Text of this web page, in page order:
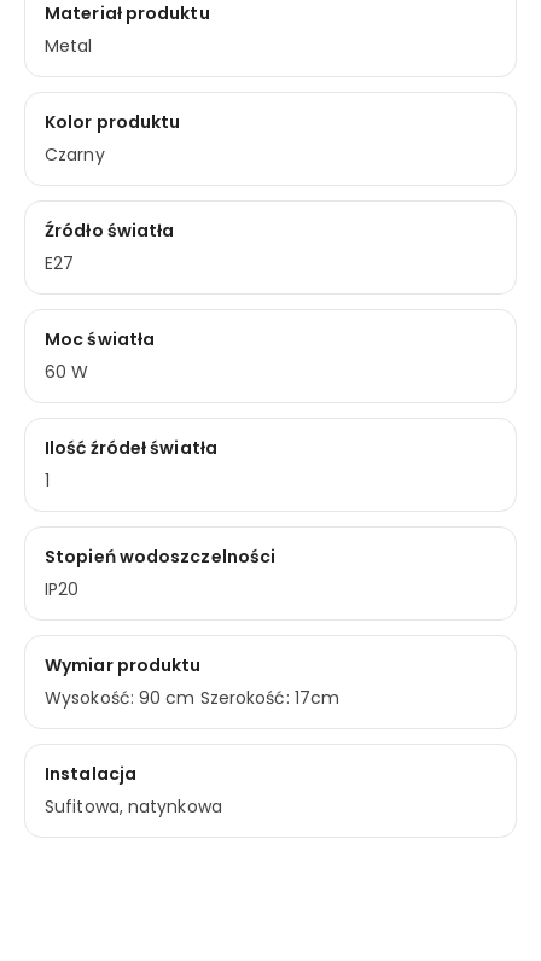
Materiał produktu
Metal
Kolor produktu
Czarny
Źródło światła
E27
Moc światła
60 W
Ilość źródeł światła
1
Stopień wodoszczelności
IP20
Wymiar produktu
Wysokość: 90 cm Szerokość: 17cm
Instalacja
Sufitowa, natynkowa